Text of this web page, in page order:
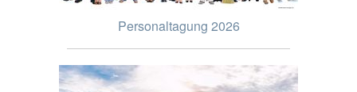
Personaltagung 2026